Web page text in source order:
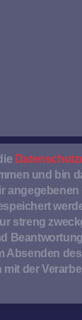
und bin
streng
Absenden
mit der